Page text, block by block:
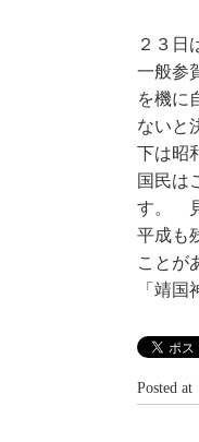
２３日
一般参
を機に
ないと
下は昭
国民は
す。
平成も
ことが
「靖
Posted